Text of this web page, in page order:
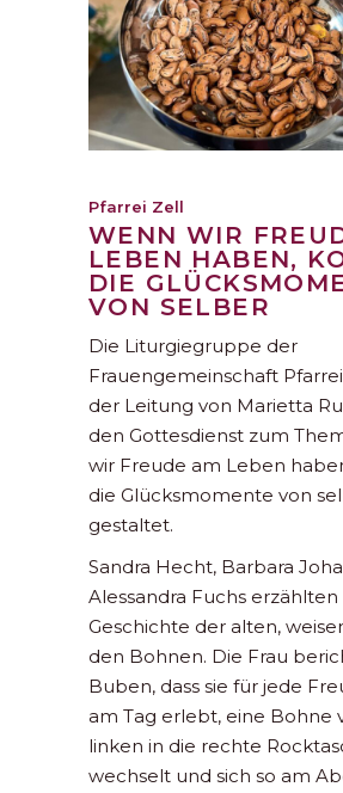
Pfarrei Zell
WENN WIR
LEBEN HABEN,
DIE
VON SELBER
Die Liturgiegruppe der
Frauengemeinschaft
der Leitung von Marietta
den Gottesdienst zum
wir Freude am Leben
die Glücksmomente von
gestaltet.
Sandra Hecht, Barbara
Alessandra Fuchs erzählten
Geschichte der alten,
den Bohnen. Die Frau
Buben, dass sie für jede
am Tag erlebt, eine Bohne
linken in die rechte
wechselt und sich so am